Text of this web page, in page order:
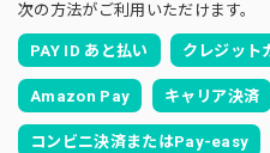
次の方法がご利用いただけます。
PAY ID あと払い クレジット
Amazon Pay キャリア決済
コンビニ決済またはPay-easy